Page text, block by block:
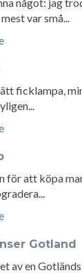
var små...
ficklampa,
för att köpa
Gotland
av en